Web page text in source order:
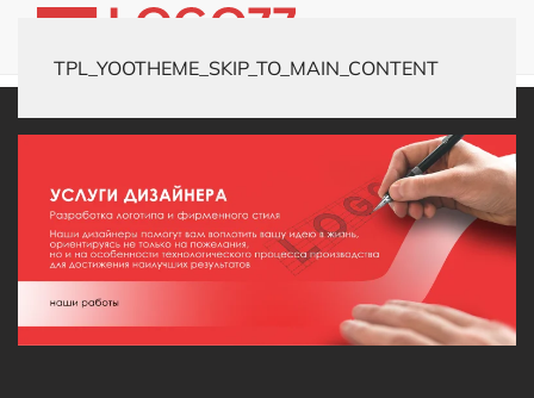
TPL_YOOTHEME_SKIP_TO_MAIN_CONTENT